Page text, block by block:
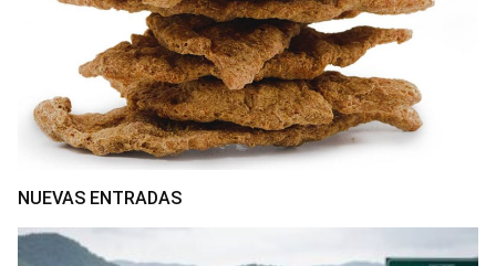
NUEVAS ENTRADAS